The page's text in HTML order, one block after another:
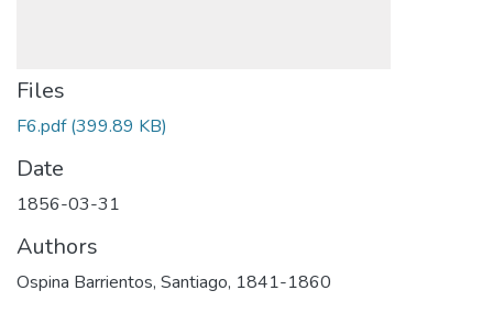
Files
F6.pdf(399.89 KB)
Date
1856-03-31
Authors
Ospina Barrientos, Santiago, 1841-1860